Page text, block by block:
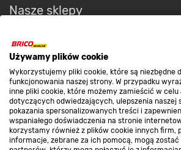
Używamy plików cookie
Wykorzystujemy pliki cookie, które są niezbędne
funkcjonowania naszej strony. W przypadku
inne pliki cookie, które możemy zamieścić w celu
dotyczących odwiedzających, ulepszenia naszej
pokazania spersonalizowanych treści i
wspaniałego doświadczenia na stronie
korzystamy również z plików cookie innych firm,
informacje, zebrane za ich pomocą, mogą
Nasze sklepy
O nas
Kontakt do sklepu
Strefa biznesu